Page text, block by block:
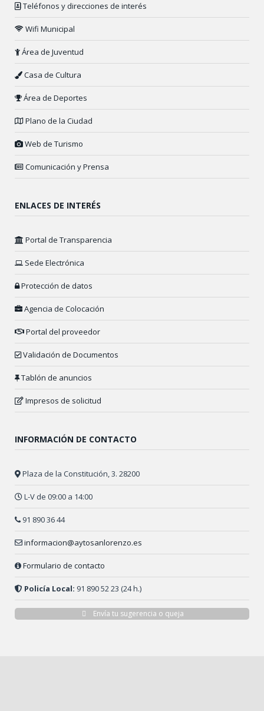
Teléfonos y direcciones de interés
Wifi Municipal
Área de Juventud
Casa de Cultura
Área de Deportes
Plano de la Ciudad
Web de Turismo
Comunicación y Prensa
ENLACES DE INTERÉS
Portal de Transparencia
Sede Electrónica
Protección de datos
Agencia de Colocación
Portal del proveedor
Validación de Documentos
Tablón de anuncios
Impresos de solicitud
INFORMACIÓN DE CONTACTO
Plaza de la Constitución, 3. 28200
L-V de 09:00 a 14:00
91 890 36 44
informacion@aytosanlorenzo.es
Formulario de contacto
Policía Local: 91 890 52 23 (24 h.)
Envía tu sugerencia o queja